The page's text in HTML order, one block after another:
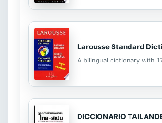
Larousse Standard
A bilingual dictionary with
DICCIONARIO